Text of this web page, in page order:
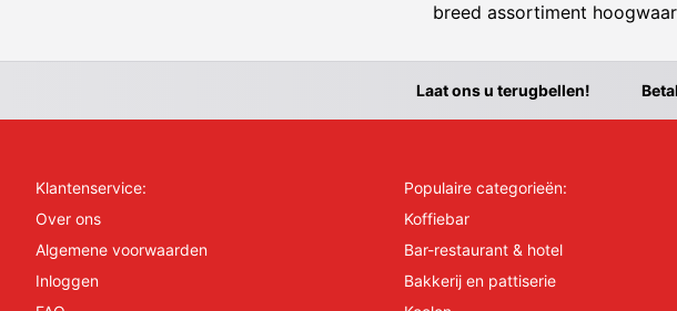
breed assortiment
Laat ons u terugbellen!
Klantenservice:
Over ons
Algemene voorwaarden
Inloggen
Populaire categorieën:
Koffiebar
Bar-restaurant & hotel
Bakkerij en pattiserie